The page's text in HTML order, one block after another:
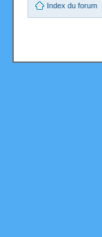
Index du forum